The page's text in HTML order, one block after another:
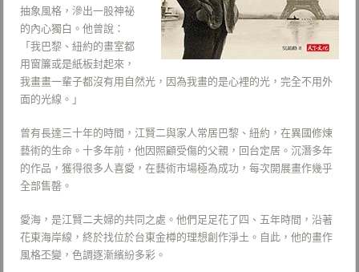
抽象風格，滲出一股神祕
的內心獨白。他曾說：
「我巴黎、紐約的畫室都
用窗簾或是紙板封起來，
我畫畫一輩子都沒有用自然光，因為我畫的是心裡的光，完全不用外
面的光線。」
曾有長達三十年的時間，江賢二與家人常居巴黎、紐約，在異國修煉
藝術的生命。十多年前，他因照顧受傷的父親，回台定居。沉潛多年
的作品，獲得很多人喜愛，在藝術市場極為成功，每次開展畫作幾乎
全部售罄。
愛海，是江賢二夫婦的共同之處。他們足足花了四、五年時間，沿著
花東海岸線，終於找位於台東金樽的理想創作淨土。自此，他的畫作
風格丕變，色調逐漸繽紛多彩。